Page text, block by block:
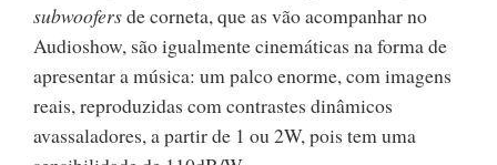
subwoofersde corneta, que as vão acompanhar no
Audioshow, são igualmente cinemáticas na forma de
apresentar a música: um palco enorme, com imagens
reais, reproduzidas com contrastes dinâmicos
avassaladores, a partir de 1 ou 2W, pois tem uma